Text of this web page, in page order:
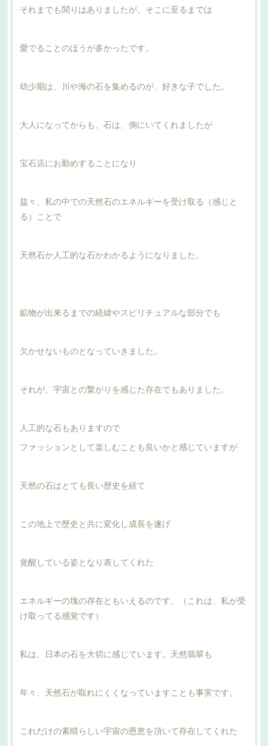
それまでも関りはありましたが、そこに至るまでは
愛でることのほうが多かったです。
幼少期は、川や海の石を集めるのが、好きな子でした。
大人になってからも、石は、側にいてくれましたが
宝石店にお勤めすることになり
益々、私の中での天然石のエネルギーを受け取る（感じと
る）ことで
天然石か人工的な石かわかるようになりました。
鉱物が出来るまでの経緯やスピリチュアルな部分でも
欠かせないものとなっていきました。
それが、宇宙との繋がりを感じた存在でもありました。
人工的な石もありますので
ファッションとして楽しむことも良いかと感じていますが
天然の石はとても長い歴史を経て
この地上で歴史と共に変化し成長を遂げ
覚醒している姿となり表してくれた
エネルギーの塊の存在ともいえるのです。（これは、私が受
け取ってる感覚です）
私は、日本の石を大切に感じています。天然翡翠も
年々、天然石が取れにくくなっていますことも事実です。
これだけの素晴らしい宇宙の恩恵を頂いて存在してくれた